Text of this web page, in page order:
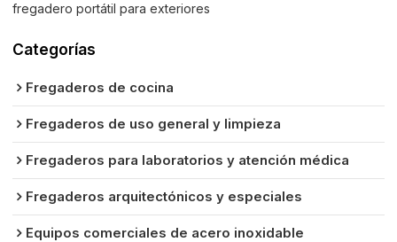
fregadero portátil para exteriores
Categorías
Fregaderos de cocina
Fregaderos de uso general y limpieza
Fregaderos para laboratorios y atención médica
Fregaderos arquitectónicos y especiales
Equipos comerciales de acero inoxidable